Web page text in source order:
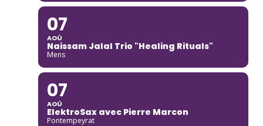
07
AOÛ
Naissam Jalal Trio "Healing Rituals"
Mens
07
AOÛ
ElektroSax avec Pierre Marcon
Pontempeyrat